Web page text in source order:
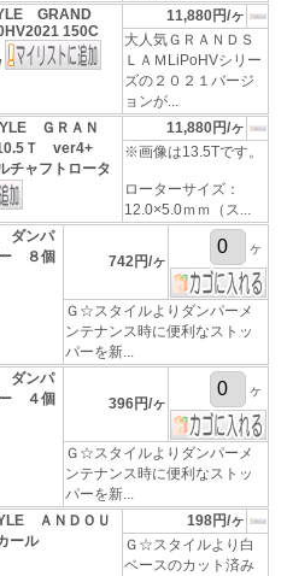
GRAND
150C
11,880円/ヶ
大人気ＧＲＡＮＤＳ
ＬＡＭLiPoHVシリー
ズの２０２１バージ
ョンが...
ＧＲＡＮ
Ｔ ver4+
チャフトロータ
11,880円/ヶ
※画像は13.5Tです。
ローターサイズ：
12.0×5.0ｍｍ（ス...
ダンパ
ー ８個
742円/ヶ
ヶ
Ｇ☆スタイルよりダンパーメ
ンテナンス時に便利なストッ
パーを新...
ダンパ
ー ４個
396円/ヶ
ヶ
Ｇ☆スタイルよりダンパーメ
ンテナンス時に便利なストッ
パーを新...
ＡＮＤＯＵ
ール
198円/ヶ
Ｇ☆スタイルより白
ベースのカット済み